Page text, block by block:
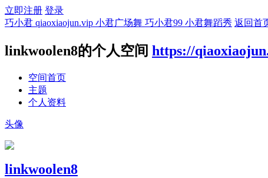
立即注册 登录
巧小君 qiaoxiaojun.vip 小君广场舞 巧小君99 小君舞蹈秀 返回首
linkwoolen8的个人空间 https://
空间首页
主题
个人资料
头像
linkwoolen8